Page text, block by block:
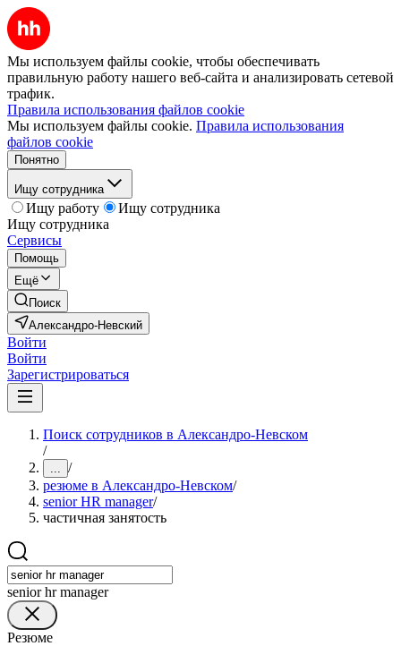
Мы используем файлы cookie, чтобы обеспечивать
правильную работу нашего веб-сайта и анализировать сетевой
трафик.
Правила использования файлов cookie
Мы используем файлы cookie. Правила использования
файлов cookie
Понятно
Ищу сотрудника
Ищу работу
Ищу сотрудника
Ищу сотрудника
Сервисы
Помощь
Ещё
Поиск
Александро-Невский
Войти
Войти
Зарегистрироваться
Поиск сотрудников в Александро-Невском
/
... /
резюме в Александро-Невском/
senior HR manager/
частичная занятость
senior hr manager
Резюме